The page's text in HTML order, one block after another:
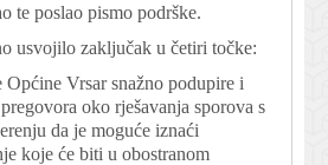
te poslao pismo podrške.
usvojilo zaključak u četiri točke:
Vrsar snažno podupire i
oko rješavanja sporova s
da je moguće iznaći
koje će biti u obostranom